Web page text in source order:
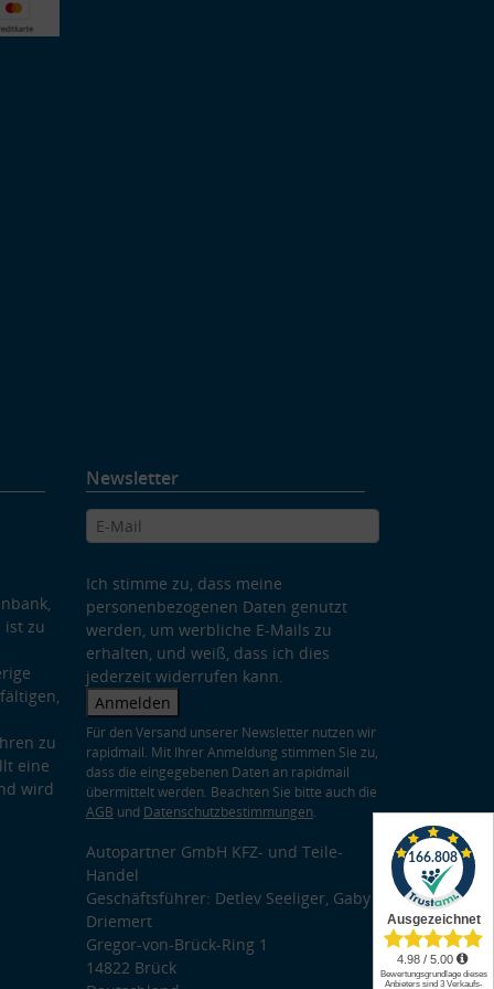
ist zu
zu
eine
wird
Newsletter
Ich stimme zu, dass meine
personenbezogenen Daten genutzt
werden, um werbliche E-Mails zu
erhalten, und weiß, dass ich dies
jederzeit widerrufen kann.
Anmelden
Für den Versand unserer Newsletter nutzen wir
rapidmail. Mit Ihrer Anmeldung stimmen Sie zu,
dass die eingegebenen Daten an rapidmail
übermittelt werden. Beachten Sie bitte auch die
AGB und Datenschutzbestimmungen.
Autopartner GmbH KFZ- und Teile-
Handel
Geschäftsführer: Detlev Seeliger, Gaby
Driemert
Gregor-von-Brück-Ring 1
14822 Brück